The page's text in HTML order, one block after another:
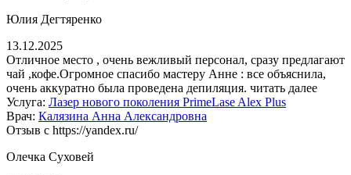
Юлия Дегтяренко
13.12.2025
Отличное место , очень вежливый персонал, сразу предлагают
чай ,кофе.Огромное спасибо мастеру Анне : все объяснила,
очень аккуратно была проведена депиляция. читать далее
Услуга: Лазер нового поколения PrimeLase Alex Plus
Врач: Калязина Анна Александровна
Отзыв с https://yandex.ru/
Олечка Суховей